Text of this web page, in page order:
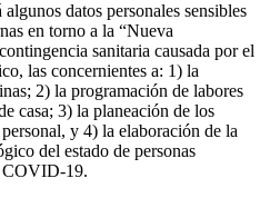
datos personales sensibles
en torno a la “Nueva
sanitaria causada por el
las concernientes a: 1) la
2) la programación de labores
casa; 3) la planeación de los
y 4) la elaboración de la
del estado de personas
COVID-19.